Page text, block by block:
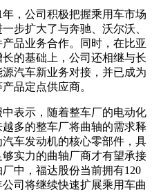
，公司积极把握乘用车市场
步扩大了与奔驰、沃尔沃、
品业务合作。同时，在比亚
的基础上，公司还相继与长
汽车新业务对接，并已成为
品定点供应商。
表示，随着整车厂的电动化
多的整车厂将曲轴的需求释
车发动机的核心零部件，具
实力的曲轴厂商才有望承接
中，福达股份当前拥有120
司将继续快速扩展乘用车曲